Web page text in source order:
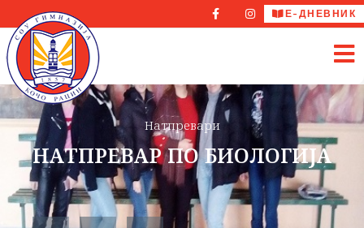
Е-ДНЕВНИК
Натпревари
НАТПРЕВАР ПО БИОЛОГИЈА